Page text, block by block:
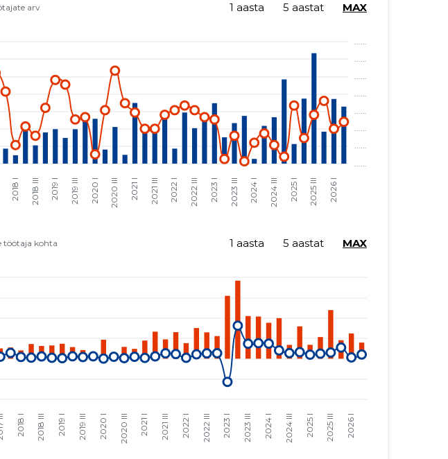
...... € ...... €
1 aasta 5 aastat MAX
1 aasta 5 aastat MAX